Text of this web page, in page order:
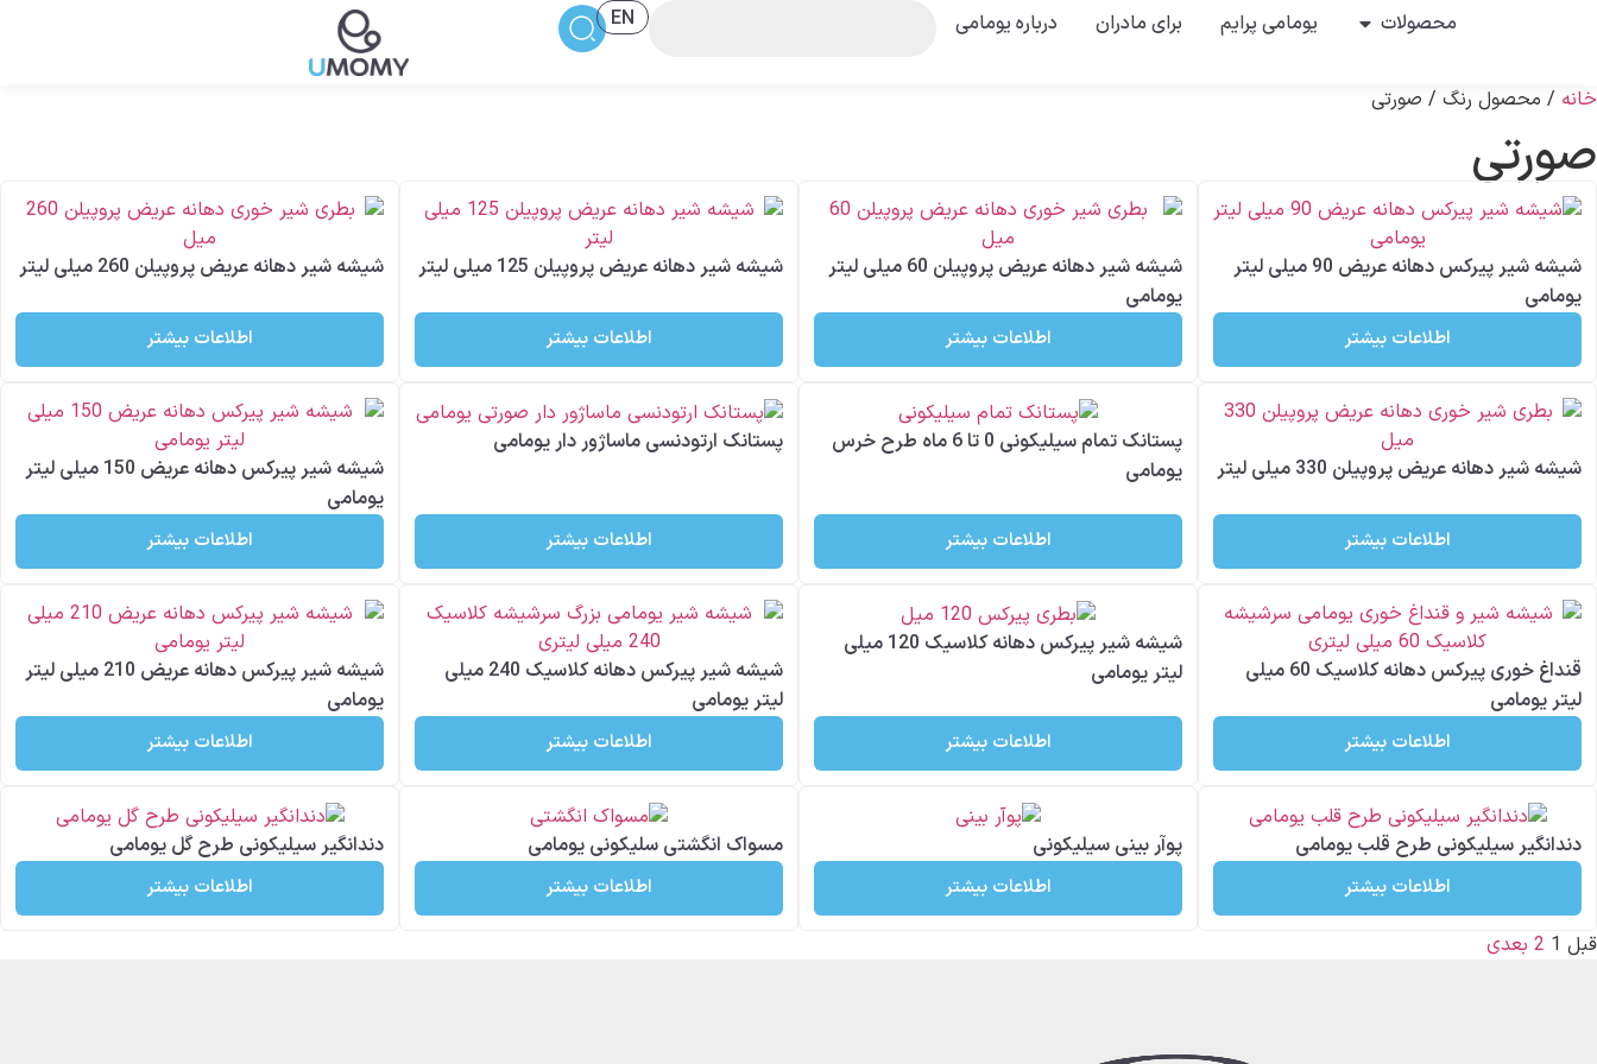
محصولات یومامی پرایم برای مادران درباره یومامی EN
خانه / محصول رنگ / صورتی
صورتی
شیشه شیر پیرکس دهانه عریض 90 میلی لیتر
یومامی
اطلاعات بیشتر
شیشه شیر دهانه عریض پروپیلن 60 میلی لیتر
یومامی
اطلاعات بیشتر
شیشه شیر دهانه عریض پروپیلن 125 میلی لیتر
اطلاعات بیشتر
شیشه شیر دهانه عریض پروپیلن 260 میلی لیتر
اطلاعات بیشتر
شیشه شیر دهانه عریض پروپیلن 330 میلی لیتر
اطلاعات بیشتر
پستانک تمام سیلیکونی 0 تا 6 ماه طرح خرس
یومامی
اطلاعات بیشتر
پستانک ارتودنسی ماساژور دار یومامی
اطلاعات بیشتر
شیشه شیر پیرکس دهانه عریض 150 میلی لیتر
یومامی
اطلاعات بیشتر
قنداغ خوری پیرکس دهانه کلاسیک 60 میلی
لیتر یومامی
اطلاعات بیشتر
شیشه شیر پیرکس دهانه کلاسیک 120 میلی
لیتر یومامی
اطلاعات بیشتر
شیشه شیر پیرکس دهانه کلاسیک 240 میلی
لیتر یومامی
اطلاعات بیشتر
شیشه شیر پیرکس دهانه عریض 210 میلی لیتر
یومامی
اطلاعات بیشتر
دندانگیر سیلیکونی طرح قلب یومامی
اطلاعات بیشتر
پوآر بینی سیلیکونی
اطلاعات بیشتر
مسواک انگشتی سلیکونی یومامی
اطلاعات بیشتر
دندانگیر سیلیکونی طرح گل یومامی
اطلاعات بیشتر
قبل 1
2 بعدی